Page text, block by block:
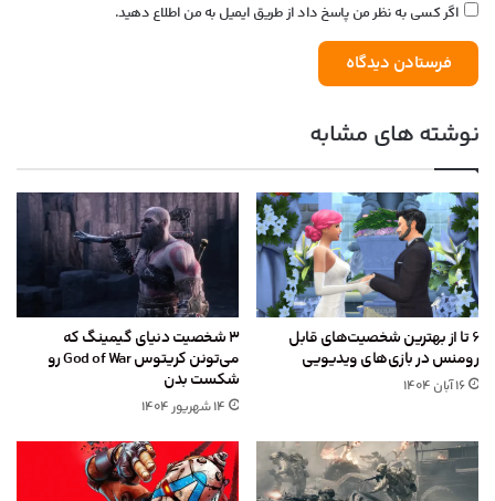
اگر کسی به نظر من پاسخ داد از طریق ایمیل به من اطلاع دهید.
نوشته های مشابه
۶ تا از بهترین شخصیت‌های قابل
رومنس در بازی‌های ویدیویی
۱۶ آبان ۱۴۰۴
۳ شخصیت دنیای گیمینگ که
می‌تونن کریتوس God of War رو
شکست بدن
۱۴ شهریور ۱۴۰۴